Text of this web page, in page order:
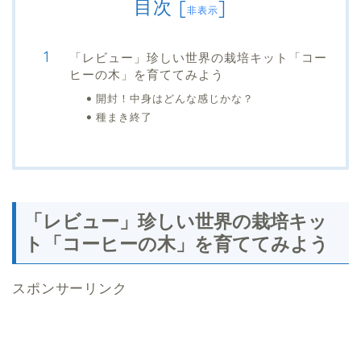
目次 [非表示]
「レビュー」珍しい世界の栽培キット「コー
ヒーの木」を育ててみよう
開封！中身はどんな感じかな？
種まき終了
「レビュー」珍しい世界の栽培キッ
ト「コーヒーの木」を育ててみよう
スポンサーリンク